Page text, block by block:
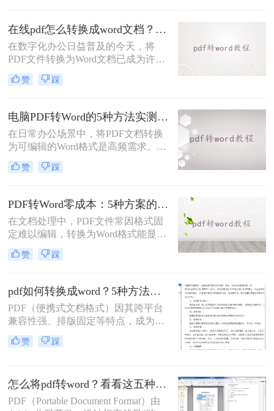
选择最适合的方式。
在线pdf怎么转换成word文档？PDF猫与转转大师2种在线工具使用指南与功能对比！
在数字化办公日益普及的今天，将
PDF文件转换为Word文档已成为许多
职场人士和学生群体的日常需求。
PDF格式虽然便于分享和保持格式一
找到一种高效、便捷的在线转换方法
显得尤为重要。那么在线pdf怎么转换
成word文档呢？本文将介绍两种在线
将PDF转换成Word文档的方法。
赞 踩
电脑PDF转Word的5种方法实测指南：从在线工具到OCR识别与命令行自动化！
在日常办公场景中，将PDF文档转换
为可编辑的Word格式是高频需求。那
么电脑pdf怎么转换成word呢？本文综
合2025年最新技术动态，系统解析
赞 踩
PDF转Word零成本：5种方案的成本、速度、精度对比！
在文档处理中，PDF文件常因格式固
定难以编辑，转换为Word格式能显著
提升工作效率。然而，市面上许多转
换工具需付费或存在隐私风险，那么
5种完全免费的解决方案。所有方法
均基于官方或开源平台，确保零成
本、无广告、无数据泄露。无需任何
付费，即可实现高质量转换，告别格
式错乱与隐私担忧！
赞 踩
pdf如何转换成word？5种方法从免费到编程实测对比！
PDF（便携式文档格式）因其跨平台
兼容性强、排版固定等特点，成为文
档共享和存档的首选。但若需编辑内
容或调整格式，需将PDF转换为
户高效完成转换。
赞 踩
怎么将pdf转word？看看这五种转换方法！
PDF（Portable Document Format）由